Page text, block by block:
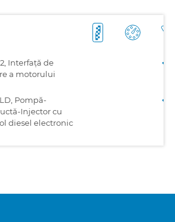
Interfață de
a motorului
Pompă-
Injector cu
diesel electronic